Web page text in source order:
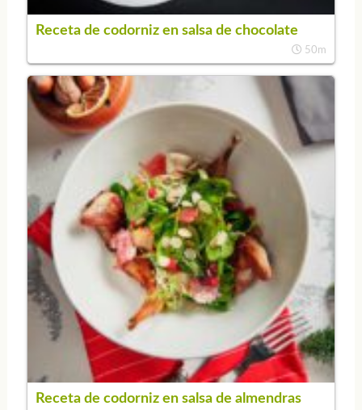
Receta de codorniz en salsa de chocolate
50m
Receta de codorniz en salsa de almendras